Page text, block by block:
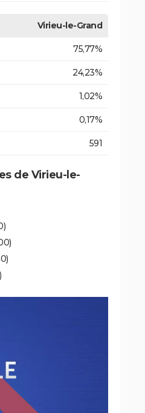
Virieu-le-Grand
75,77%
24,23%
1,02%
0,17%
591
de Virieu-le-